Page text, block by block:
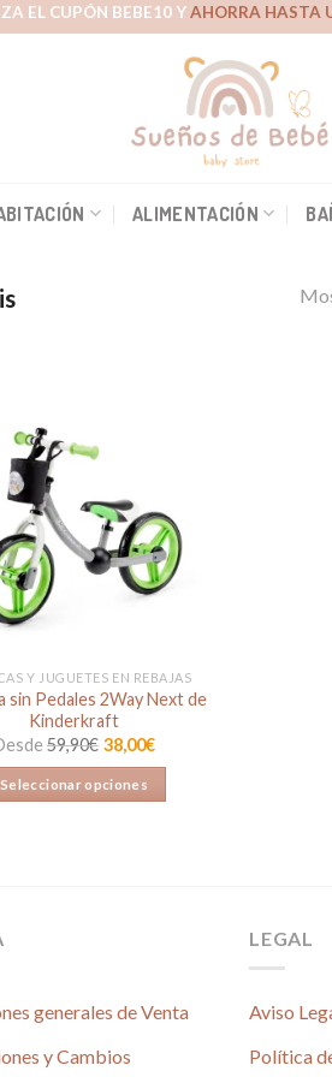
EL CUPÓN BEBE10 YAHORRA HASTA
ALIMENTACIÓN
deseos
Y JUGUETES EN REBAJAS
sin Pedales 2Way Next de
Kinderkraft
59,90€ 38,00€
Seleccionar opciones
se
elegir
generales de Venta
y Cambios
LEGAL
Aviso
Política